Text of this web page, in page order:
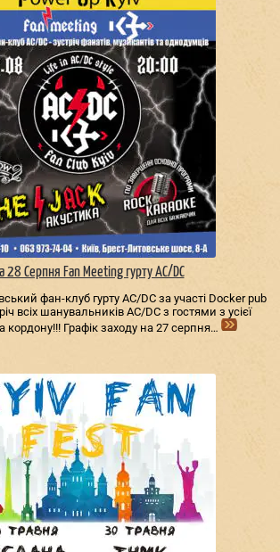
28 Серпня Fan Meeting гурту AC/DС
фан-клуб гурту AC/DС за участі Docker pub
всіх шанувальників AC/DС з гостями з усієї
кордону!!! Графік заходу на 27 серпня…